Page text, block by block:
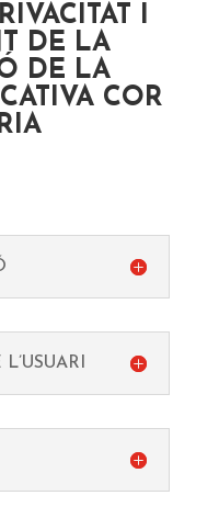
I
DE LA
DE LA
COR